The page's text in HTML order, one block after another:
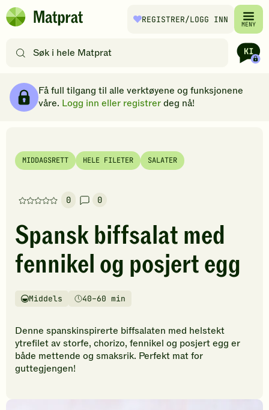
Hopp til hovedinnhold
Matprat
REGISTRER/LOGG INN MENY
etter
filtre
Få full tilgang til alle verktøyene og funksjonene
våre. Logg inn eller registrerdeg nå!
MIDDAGSRETT HELE FILETER SALATER
0
Denne
har
foreløpig
ingen
vurderinger.
den
til
å
vurdere
denne
oppskriften.
0
Spansk biffsalat med
fennikel og posjert egg
Vanskelighetsgrad
Middels
Tilberedningstid40–60 min
Denne spanskinspirerte biffsalaten med helstekt
ytrefilet av storfe, chorizo, fennikel og posjert egg er
både mettende og smaksrik. Perfekt mat for
guttegjengen!